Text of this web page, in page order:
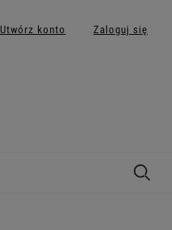
Utwórz konto Zaloguj się